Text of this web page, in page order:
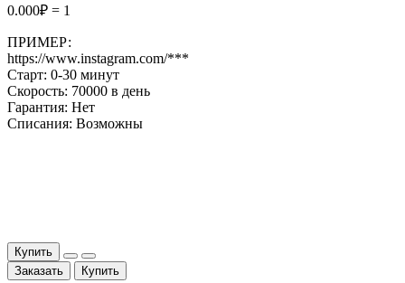
0.000₽ = 1
ПРИМЕР:
https://www.instagram.com/***
Старт: 0-30 минут
Скорость: 70000 в день
Гарантия: Нет
Списания: Возможны
Купить
Заказать
Купить